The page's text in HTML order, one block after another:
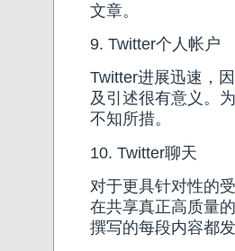
文章。
9. Twitter个人帐户
Twitter进展迅速，
及引述很有意义。
不知所措。
10. Twitter聊天
对于更具针对性的
在共享真正高质量
撰写的每段内容都